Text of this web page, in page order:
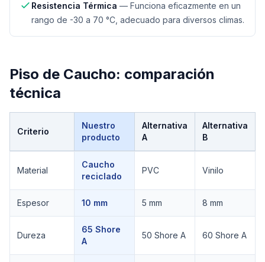
Resistencia Térmica — Funciona eficazmente en un
rango de -30 a 70 °C, adecuado para diversos climas.
Piso de Caucho: comparación
técnica
Criterio
Nuestro
producto
Alternativa
A
Alternativa
B
Material
Caucho
reciclado
PVC Vinilo
Espesor 10 mm 5 mm 8 mm
Dureza
65 Shore
A
50 Shore A 60 Shore A